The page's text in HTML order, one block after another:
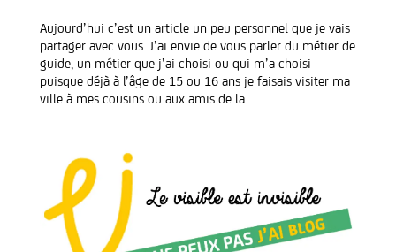
Aujourd’hui c’est un article un peu personnel que je vais
partager avec vous. J’ai envie de vous parler du métier de
guide, un métier que j’ai choisi ou qui m’a choisi
puisque déjà à l’âge de 15 ou 16 ans je faisais visiter ma
ville à mes cousins ou aux amis de la...